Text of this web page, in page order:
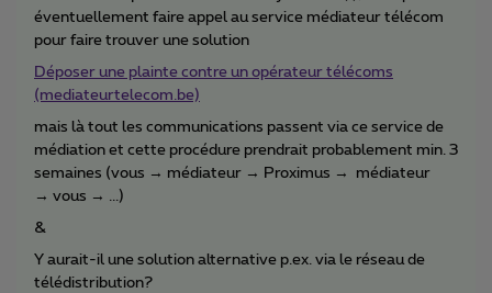
éventuellement faire appel au service médiateur télécom
pour faire trouver une solution
Déposer une plainte contre un opérateur télécoms
(mediateurtelecom.be)
mais là tout les communications passent via ce service de
médiation et cette procédure prendrait probablement min. 3
semaines (vous → médiateur → Proximus → médiateur
→ vous → ...)
&
Y aurait-il une solution alternative p.ex. via le réseau de
télédistribution?